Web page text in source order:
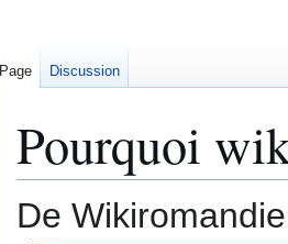
Pourquoi
De
Page Discussion